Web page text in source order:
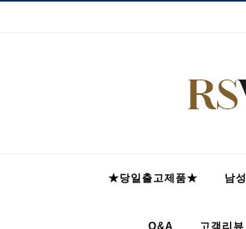
★당일출고제품★ 남
Q&A 고객리뷰